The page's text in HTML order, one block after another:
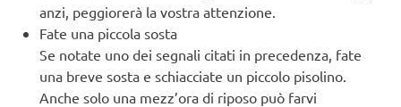
anzi, peggiorerà la vostra attenzione.
Fate una piccola sosta
Se notate uno dei segnali citati in precedenza, fate
una breve sosta e schiacciate un piccolo pisolino.
Anche solo una mezz’ora di riposo può farvi